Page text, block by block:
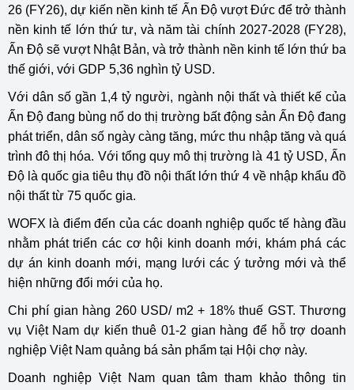
26 (FY26), dự kiến nền kinh tế Ấn Độ vượt Đức để trở thành
nền kinh tế lớn thứ tư, và năm tài chính 2027-2028 (FY28),
Ấn Độ sẽ vượt Nhật Bản, và trở thành nền kinh tế lớn thứ ba
thế giới, với GDP 5,36 nghìn tỷ USD.
Với dân số gần 1,4 tỷ người, ngành nội thất và thiết kế của
Ấn Độ đang bùng nổ do thị trường bất động sản Ấn Độ đang
phát triển, dân số ngày càng tăng, mức thu nhập tăng và quá
trình đô thị hóa. Với tổng quy mô thị trường là 41 tỷ USD, Ấn
Độ là quốc gia tiêu thụ đồ nội thất lớn thứ 4 về nhập khẩu đồ
nội thất từ 75 quốc gia.
WOFX là điểm đến của các doanh nghiệp quốc tế hàng đầu
nhằm phát triển các cơ hội kinh doanh mới, khám phá các
dự án kinh doanh mới, mạng lưới các ý tưởng mới và thể
hiện những đổi mới của họ.
Chi phí gian hàng 260 USD/ m2 + 18% thuế GST. Thương
vụ Việt Nam dự kiến thuê 01-2 gian hàng để hỗ trợ doanh
nghiệp Việt Nam quảng bá sản phẩm tại Hội chợ này.
Doanh nghiệp Việt Nam quan tâm tham khảo thông tin